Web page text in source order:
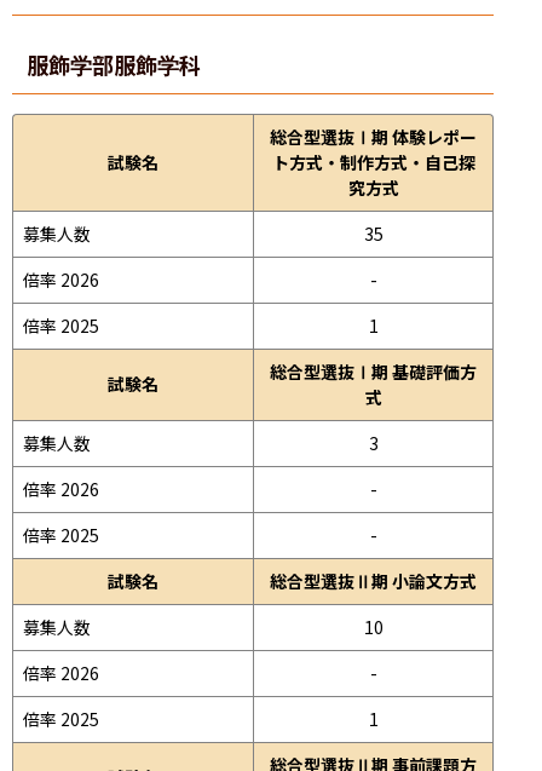
服飾学部服飾学科
試験名
総合型選抜Ⅰ期 体験レポー
ト方式・制作方式・自己探
究方式
募集人数
35
倍率 2026
-
倍率 2025
1
試験名
総合型選抜Ⅰ期 基礎評価方
式
募集人数
3
倍率 2026
-
倍率 2025
-
試験名
総合型選抜Ⅱ期 小論文方式
募集人数
10
倍率 2026
-
倍率 2025
1
総合型選抜Ⅱ期 事前課題方